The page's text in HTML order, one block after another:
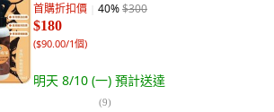
首購折扣價 40%$300
$180
($90.00/1個)
明天 8/10 (一) 預計送達
(9)